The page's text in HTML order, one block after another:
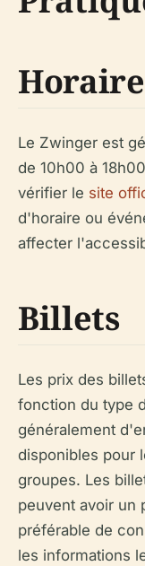
Le Zwinger est
de 10h00 à
vérifier le site
d'horaire ou
affecter
Billets
Les prix des
fonction du type
généralement
disponibles pour
groupes. Les
peuvent avoir un
préférable de
les informations